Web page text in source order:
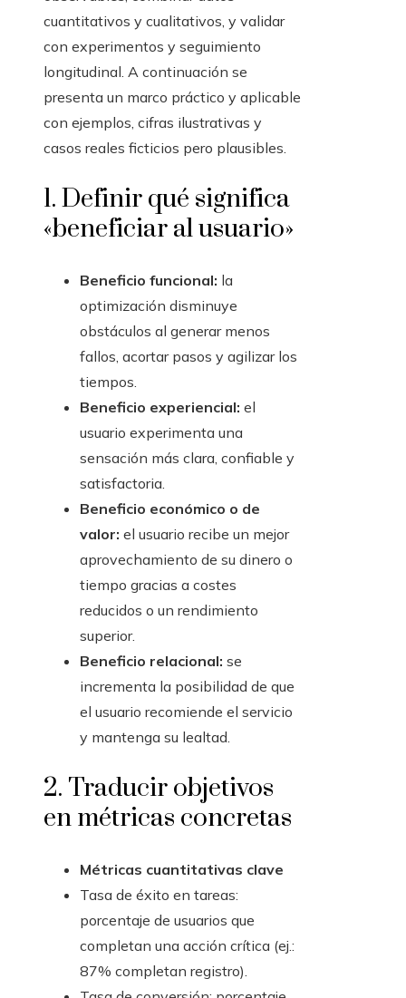
cuantitativos y cualitativos, y validar
con experimentos y seguimiento
longitudinal. A continuación se
presenta un marco práctico y aplicable
con ejemplos, cifras ilustrativas y
casos reales ficticios pero plausibles.
1. Definir qué significa
«beneficiar al usuario»
Beneficio funcional: la
optimización disminuye
obstáculos al generar menos
fallos, acortar pasos y agilizar los
tiempos.
Beneficio experiencial: el
usuario experimenta una
sensación más clara, confiable y
satisfactoria.
Beneficio económico o de
valor: el usuario recibe un mejor
aprovechamiento de su dinero o
tiempo gracias a costes
reducidos o un rendimiento
superior.
Beneficio relacional: se
incrementa la posibilidad de que
el usuario recomiende el servicio
y mantenga su lealtad.
2. Traducir objetivos
en métricas concretas
Métricas cuantitativas clave
Tasa de éxito en tareas:
porcentaje de usuarios que
completan una acción crítica (ej.:
87% completan registro).